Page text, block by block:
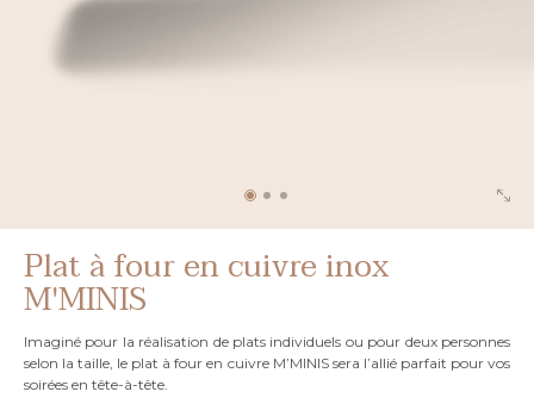
Plat à four en cuivre inox
M'MINIS
Imaginé pour la réalisation de plats individuels ou pour deux personnes
selon la taille, le plat à four en cuivre M’MINIS sera l’allié parfait pour vos
soirées en tête-à-tête.